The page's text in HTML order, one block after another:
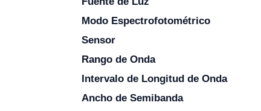
Modo Espectrofotométrico
Sensor
Rango de Onda
Intervalo de Longitud de Onda
Ancho de Semibanda